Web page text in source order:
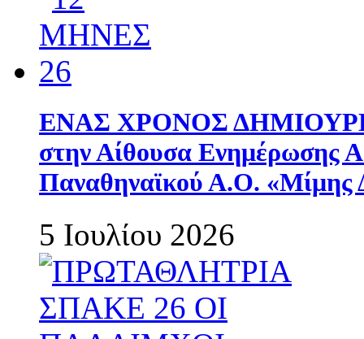
ΕΝΑΣ ΧΡΟΝΟΣ
στην Αίθουσα Ενημέρωσης
Παναθηναϊκού Α.Ο. «Μίμης
5 Ιουλίου 2026